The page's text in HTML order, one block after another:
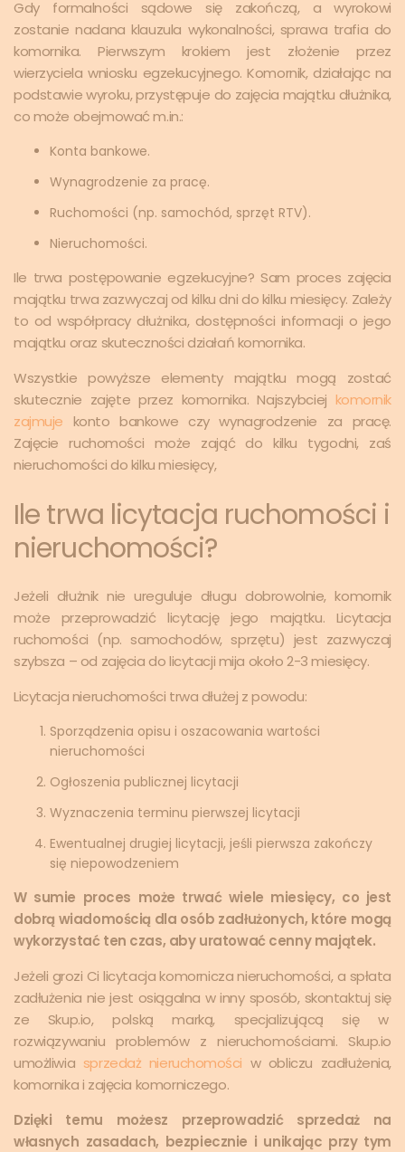
Gdy formalności sądowe się zakończą, a wyrokowi
zostanie nadana klauzula wykonalności, sprawa trafia do
komornika. Pierwszym krokiem jest złożenie przez
wierzyciela wniosku egzekucyjnego. Komornik, działając na
podstawie wyroku, przystępuje do zajęcia majątku dłużnika,
co może obejmować m.in.:
Konta bankowe.
Wynagrodzenie za pracę.
Ruchomości (np. samochód, sprzęt RTV).
Nieruchomości.
Ile trwa postępowanie egzekucyjne? Sam proces zajęcia
majątku trwa zazwyczaj od kilku dni do kilku miesięcy. Zależy
to od współpracy dłużnika, dostępności informacji o jego
majątku oraz skuteczności działań komornika.
Wszystkie powyższe elementy majątku mogą zostać
skutecznie zajęte przez komornika. Najszybciej komornik
zajmuje konto bankowe czy wynagrodzenie za pracę.
Zajęcie ruchomości może zająć do kilku tygodni, zaś
nieruchomości do kilku miesięcy,
Ile trwa licytacja ruchomości i
nieruchomości?
Jeżeli dłużnik nie ureguluje długu dobrowolnie, komornik
może przeprowadzić licytację jego majątku. Licytacja
ruchomości (np. samochodów, sprzętu) jest zazwyczaj
szybsza – od zajęcia do licytacji mija około 2-3 miesięcy.
Licytacja nieruchomości trwa dłużej z powodu:
Sporządzenia opisu i oszacowania wartości
nieruchomości
Ogłoszenia publicznej licytacji
Wyznaczenia terminu pierwszej licytacji
Ewentualnej drugiej licytacji, jeśli pierwsza zakończy
się niepowodzeniem
W sumie proces może trwać wiele miesięcy, co jest
dobrą wiadomością dla osób zadłużonych, które mogą
wykorzystać ten czas, aby uratować cenny majątek.
Jeżeli grozi Ci licytacja komornicza nieruchomości, a spłata
zadłużenia nie jest osiągalna w inny sposób, skontaktuj się
ze Skup.io, polską marką, specjalizującą się w
rozwiązywaniu problemów z nieruchomościami. Skup.io
umożliwia sprzedaż nieruchomości w obliczu zadłużenia,
komornika i zajęcia komorniczego.
Dzięki temu możesz przeprowadzić sprzedaż na
własnych zasadach, bezpiecznie i unikając przy tym